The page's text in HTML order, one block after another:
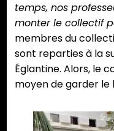
temps, nos
monter le collectif
membres du
sont reparties à la
Églantine. Alors, le
moyen de garder le